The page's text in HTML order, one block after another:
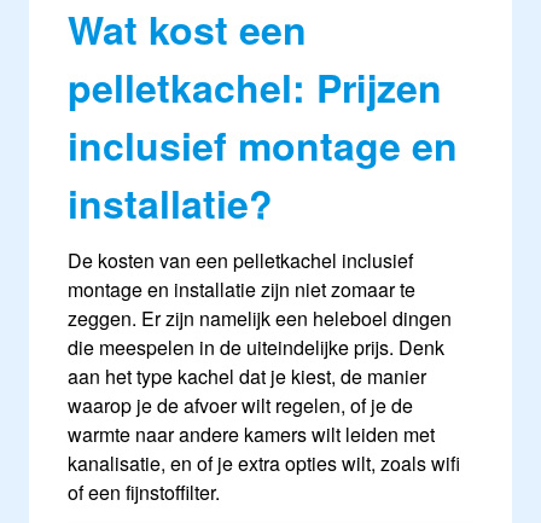
Wat kost een
pelletkachel: Prijzen
inclusief montage en
installatie?
De kosten van een pelletkachel inclusief
montage en installatie zijn niet zomaar te
zeggen. Er zijn namelijk een heleboel dingen
die meespelen in de uiteindelijke prijs. Denk
aan het type kachel dat je kiest, de manier
waarop je de afvoer wilt regelen, of je de
warmte naar andere kamers wilt leiden met
kanalisatie, en of je extra opties wilt, zoals wifi
of een fijnstoffilter.